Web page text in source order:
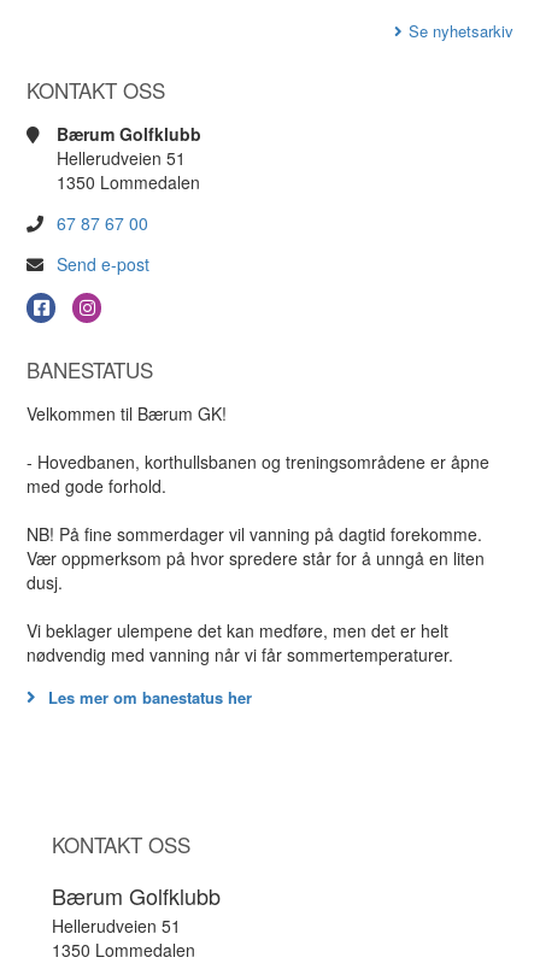
Se nyhetsarkiv
KONTAKT OSS
Bærum Golfklubb
Hellerudveien 51
1350 Lommedalen
67 87 67 00
Send e-post
BANESTATUS
Velkommen til Bærum GK!
- Hovedbanen, korthullsbanen og treningsområdene er åpne
med gode forhold.
NB! På fine sommerdager vil vanning på dagtid forekomme.
Vær oppmerksom på hvor spredere står for å unngå en liten
dusj.
Vi beklager ulempene det kan medføre, men det er helt
nødvendig med vanning når vi får sommertemperaturer.
Les mer om banestatus her
KONTAKT OSS
Bærum Golfklubb
Hellerudveien 51
1350 Lommedalen